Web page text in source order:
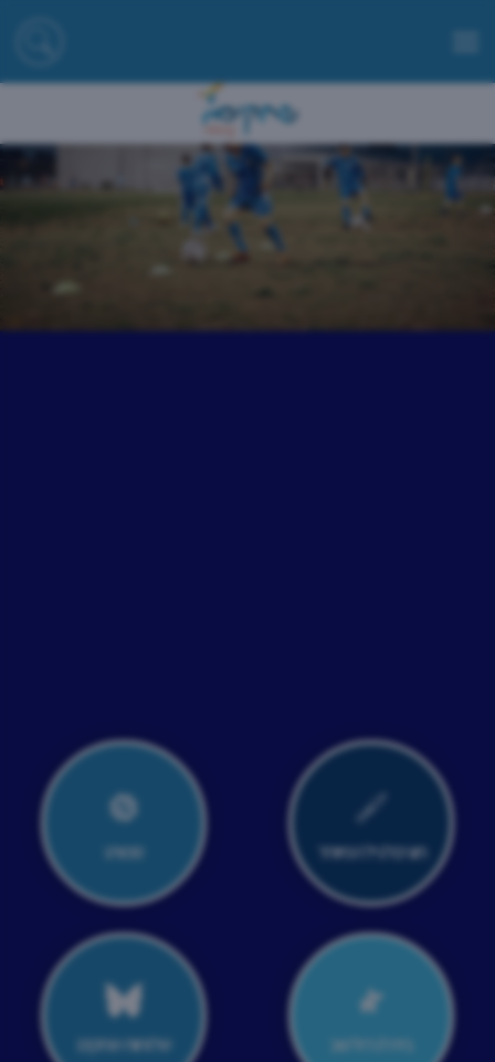
חוגים לגיל המיוחד ספורט
בית לגדול טוב שלוחות שחקים